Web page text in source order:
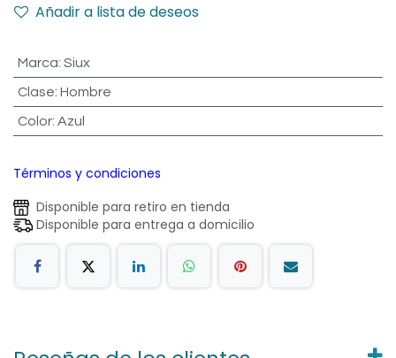
Añadir a lista de deseos
Marca: Siux
Clase: Hombre
Color: Azul
Términos y condiciones
Disponible para retiro en tienda
Disponible para entrega a domicilio